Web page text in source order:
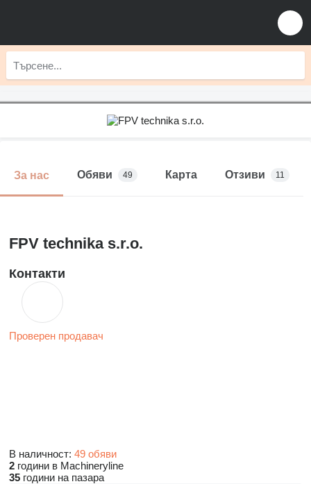
За нас Обяви 49 Карта Отзиви 11
FPV technika s.r.o.
Контакти
Проверен продавач
В наличност: 49 обяви
2 години в Machineryline
35 години на пазара